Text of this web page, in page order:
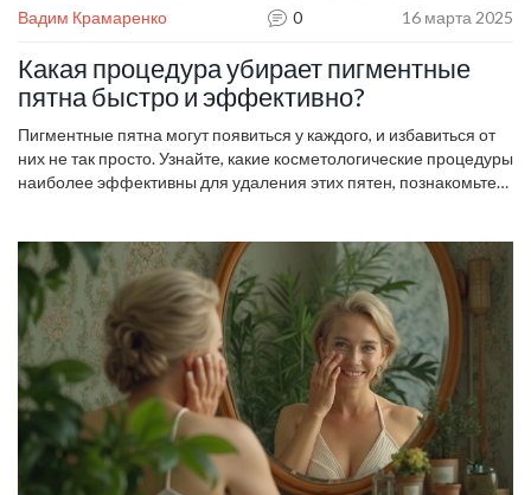
Вадим Крамаренко 0 16 марта 2025
Какая процедура убирает пигментные
пятна быстро и эффективно?
Пигментные пятна могут появиться у каждого, и избавиться от
них не так просто. Узнайте, какие косметологические процедуры
наиболее эффективны для удаления этих пятен, познакомьтесь
популярных процедурах, их преимуществах и возможных
побочных эффектах внутри статьи.